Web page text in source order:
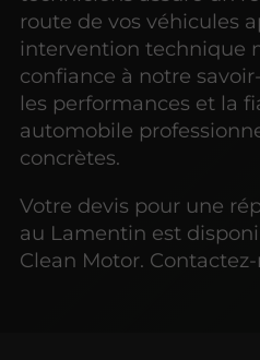
route de vos véhicules
intervention technique
confiance à notre
les performances et la
automobile
concrètes.
Votre devis pour une
au Lamentin est
Clean Motor.